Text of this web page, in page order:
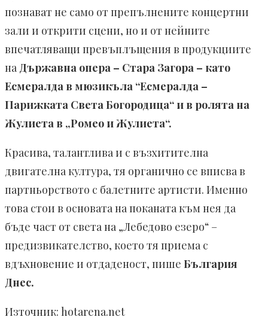
познават не само от препълнените концертни
зали и открити сцени, но и от нейните
впечатляващи превъплъщения в продукциите
на Държавна опера – Стара Загора – като
Есмералда в мюзикъла “Есмералда –
Парижката Света Богородица“ и в ролята на
Жулиета в „Ромео и Жулиета“.
Красива, талантлива и с възхитителна
двигателна култура, тя органично се вписва в
партньорството с балетните артисти. Именно
това стои в основата на поканата към нея да
бъде част от света на „Лебедово езеро“ –
предизвикателство, което тя приема с
вдъхновение и отдаденост, пише България
Днес.
Източник: hotarena.net